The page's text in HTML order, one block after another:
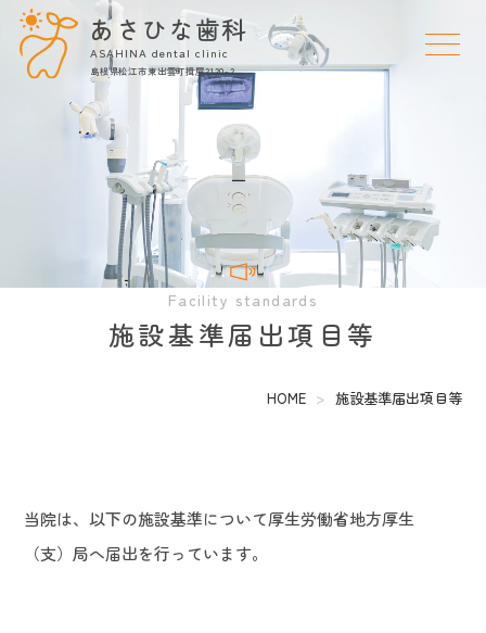
あさひな歯科
ASAHINA dental clinic
島根県松江市東出雲町揖屋2120-2
facility standards
施設基準届出項目等
HOME 施設基準届出項目等
当院は、以下の施設基準について厚生労働省地方厚生
（支）局へ届出を行っています。